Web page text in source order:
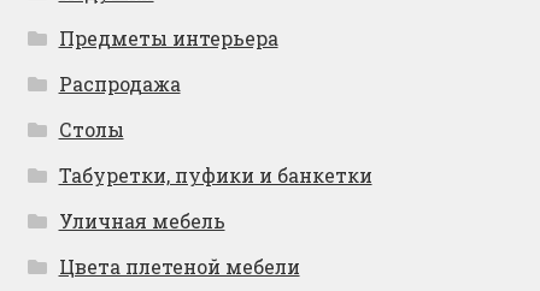
Предметы интерьера
Распродажа
Столы
Табуретки, пуфики и банкетки
Уличная мебель
Цвета плетеной мебели